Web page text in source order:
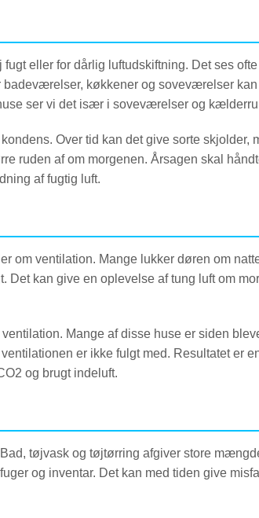
eller for dårlig luftudskiftning. Det ses
køkkener og soveværelser
ser vi det især i soveværelser og
Over tid kan det give sorte skjolder,
ruden af om morgenen. Årsagen skal
af fugtig luft.
om ventilation. Mange lukker døren om
kan give en oplevelse af tung luft om
Mange af disse huse er siden
er ikke fulgt med. Resultatet er
og brugt indeluft.
tøjvask og tøjtørring afgiver store
og inventar. Det kan med tiden give